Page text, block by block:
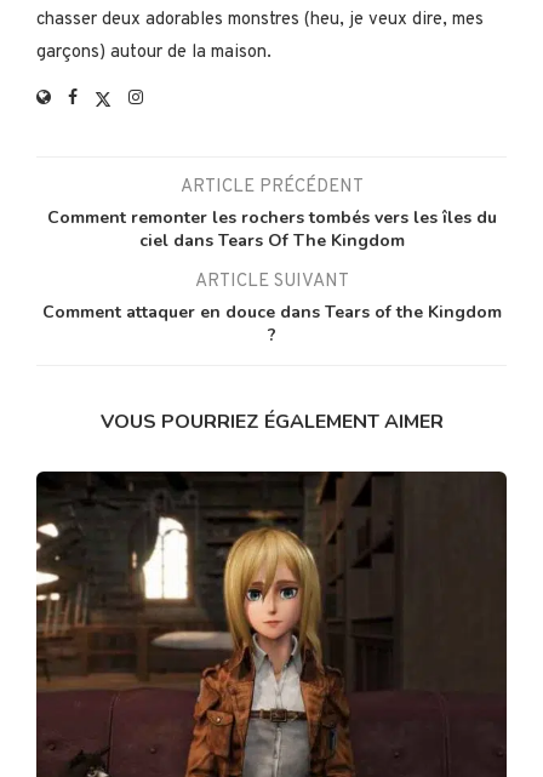
chasser deux adorables monstres (heu, je veux dire, mes
garçons) autour de la maison.
ARTICLE PRÉCÉDENT
Comment remonter les rochers tombés vers les îles du
ciel dans Tears Of The Kingdom
ARTICLE SUIVANT
Comment attaquer en douce dans Tears of the Kingdom
?
VOUS POURRIEZ ÉGALEMENT AIMER